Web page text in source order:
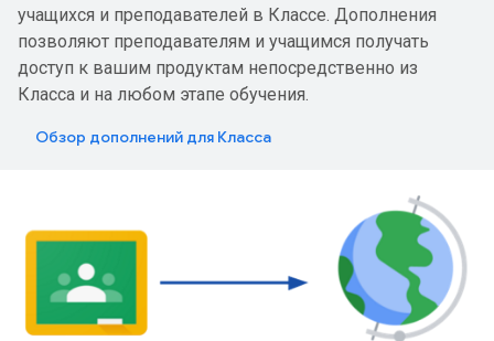
учащихся и преподавателей в Классе. Дополнения
позволяют преподавателям и учащимся получать
доступ к вашим продуктам непосредственно из
Класса и на любом этапе обучения.
Обзор дополнений для Класса